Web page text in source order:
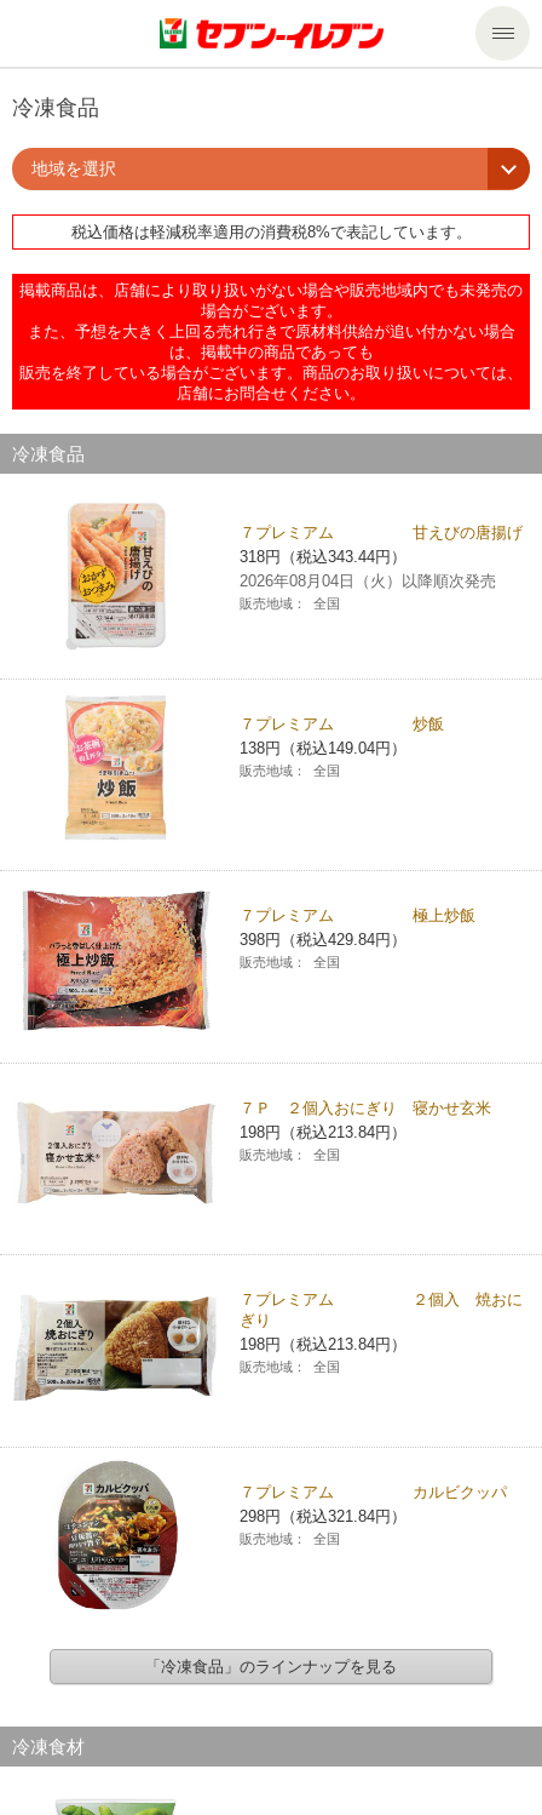
商品のご案内
商品のご案内トップ
今週の新商品
商品カテゴリ一覧
セブンプレミアム
食の安全・安心への取組み
ギフト
プリペイドカード・金券
ニンテンドー・ダウンロードカード
セール・キャンペーン
サービス
nanacoトップ
マルチコピー機でできること
マルチコピー機でできることトップ
コピー
プリント
スキャン
プリペイドサービス
スポーツ振興くじ
保険
学び・教育
便利なサービス
宅配便
切手・はがき・印紙
セブン銀行ATM
ご利用可能なお支払い方法
各種料金のお支払い
スマホプリペイド
レジでApple Accountにチャージ
コインランドリー（店舗限定）
宅配ロッカー（店舗限定）
自転車シェアリング（店舗限定）
モバイルバッテリーシェアリング（店舗限定）
モバイルWi-Fiバッテリーシェアリング（店舗限定）
パウダースペース ラブン（店舗限定）
ソフトバンクギフト
チケットサービス
セブンチケット
チケットぴあ
イープラス
CNプレイガイド
JTB
セブン‐イレブンでお受取り
タワーレコード
セブンネットショッピング
停電時のサービス停止のお知らせ
企業情報トップ
ニュースリリース
ごあいさつ
企業理念
会社概要
貸借対照表・損益計算書
売上高、店舗数推移
セブン‐イレブンの海外事業
セブン‐イレブンの「商品力」
セブン-イレブンの横顔
セブン-イレブンの歴史
私たちの取組み
サステナビリティ
サステナビリティトップ
セブン＆アイ・ホールディングスの重点課題
サステナビリティ活動基本方針
サステナビリティ推進体制
GREEN CHALLENGE 2050
サステナビリティニュース
サステナビリティレポート
加盟店オーナー募集
アルバイト情報 採用情報
店舗検索
ネットショッピング
お問い合わせ
Language
English (Services)
中文[繁體字](服務)
简体中文(服务)
한국어(서비스)
冷凍食品
地域を選択
税込価格は軽減税率適用の消費税8%で表記しています。
掲載商品は、店舗により取り扱いがない場合や販売地域内でも未発売の
場合がございます。
また、予想を大きく上回る売れ行きで原材料供給が追い付かない場合
は、掲載中の商品であっても
販売を終了している場合がございます。商品のお取り扱いについては、
店舗にお問合せください。
冷凍食品
７プレミアム 甘えびの唐揚げ
318円（税込343.44円）
2026年08月04日（火）以降順次発売
販売地域： 全国
７プレミアム 炒飯
138円（税込149.04円）
販売地域： 全国
７プレミアム 極上炒飯
398円（税込429.84円）
販売地域： 全国
７Ｐ ２個入おにぎり 寝かせ玄米
198円（税込213.84円）
販売地域： 全国
７プレミアム ２個入 焼おに
ぎり
198円（税込213.84円）
販売地域： 全国
７プレミアム カルビクッパ
298円（税込321.84円）
販売地域： 全国
「冷凍食品」のラインナップを見る
冷凍食材